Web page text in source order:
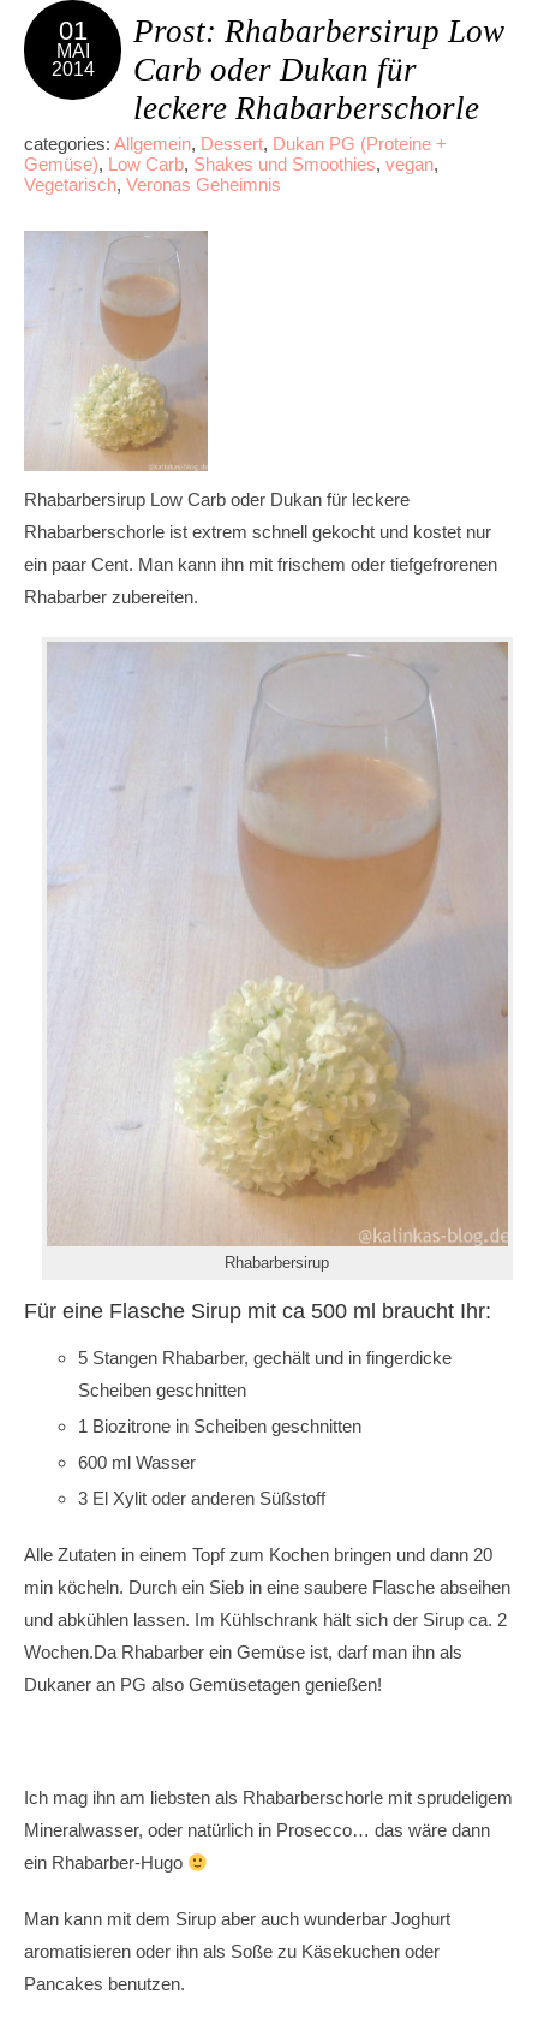
01
MAI
2014
Prost: Rhabarbersirup Low
Carb oder Dukan für
leckere Rhabarberschorle
categories: Allgemein, Dessert, Dukan PG (Proteine +
Gemüse), Low Carb, Shakes und Smoothies, vegan,
Vegetarisch, Veronas Geheimnis
Rhabarbersirup Low Carb oder Dukan für leckere
Rhabarberschorle ist extrem schnell gekocht und kostet nur
ein paar Cent. Man kann ihn mit frischem oder tiefgefrorenen
Rhabarber zubereiten.
Rhabarbersirup
Für eine Flasche Sirup mit ca 500 ml braucht Ihr:
5 Stangen Rhabarber, gechält und in fingerdicke
Scheiben geschnitten
1 Biozitrone in Scheiben geschnitten
600 ml Wasser
3 El Xylit oder anderen Süßstoff
Alle Zutaten in einem Topf zum Kochen bringen und dann 20
min köcheln. Durch ein Sieb in eine saubere Flasche abseihen
und abkühlen lassen. Im Kühlschrank hält sich der Sirup ca. 2
Wochen.Da Rhabarber ein Gemüse ist, darf man ihn als
Dukaner an PG also Gemüsetagen genießen!
Ich mag ihn am liebsten als Rhabarberschorle mit sprudeligem
Mineralwasser, oder natürlich in Prosecco… das wäre dann
ein Rhabarber-Hugo
Man kann mit dem Sirup aber auch wunderbar Joghurt
aromatisieren oder ihn als Soße zu Käsekuchen oder
Pancakes benutzen.